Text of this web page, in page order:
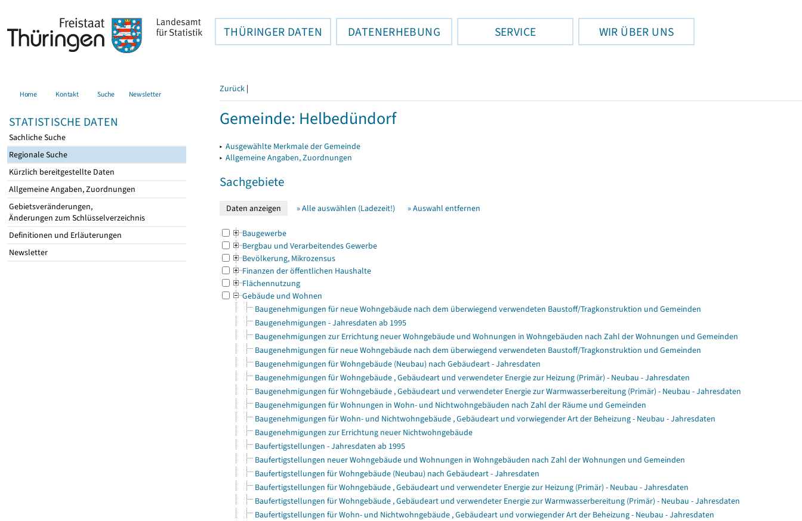
THÜRINGER DATEN DATENERHEBUNG SERVICE WIR ÜBER UNS
Home Kontakt Suche Newsletter
STATISTISCHE DATEN
Sachliche Suche
Regionale Suche
Kürzlich bereitgestellte Daten
Allgemeine Angaben, Zuordnungen
Gebietsveränderungen,
Änderungen zum Schlüsselverzeichnis
Definitionen und Erläuterungen
Newsletter
Zurück |
Gemeinde: Helbedündorf
▸ Ausgewählte Merkmale der Gemeinde
▸ Allgemeine Angaben, Zuordnungen
Sachgebiete
» Alle auswählen (Ladezeit!) » Auswahl entfernen
Baugewerbe
Bergbau und Verarbeitendes Gewerbe
Bevölkerung, Mikrozensus
Finanzen der öffentlichen Haushalte
Flächennutzung
Gebäude und Wohnen
Baugenehmigungen für neue Wohngebäude nach dem überwiegend verwendeten Baustoff/Tragkonstruktion und Gemeinden
Baugenehmigungen - Jahresdaten ab 1995
Baugenehmigungen zur Errichtung neuer Wohngebäude und Wohnungen in Wohngebäuden nach Zahl der Wohnungen und Gemeinden
Baugenehmigungen für neue Wohngebäude nach dem überwiegend verwendeten Baustoff/Tragkonstruktion und Gemeinden
Baugenehmigungen für Wohngebäude (Neubau) nach Gebäudeart - Jahresdaten
Baugenehmigungen für Wohngebäude , Gebäudeart und verwendeter Energie zur Heizung (Primär) - Neubau - Jahresdaten
Baugenehmigungen für Wohngebäude , Gebäudeart und verwendeter Energie zur Warmwasserbereitung (Primär) - Neubau - Jahresdaten
Baugenehmigungen für Wohnungen in Wohn- und Nichtwohngebäuden nach Zahl der Räume und Gemeinden
Baugenehmigungen für Wohn- und Nichtwohngebäude , Gebäudeart und vorwiegender Art der Beheizung - Neubau - Jahresdaten
Baugenehmigungen zur Errichtung neuer Nichtwohngebäude
Baufertigstellungen - Jahresdaten ab 1995
Baufertigstellungen neuer Wohngebäude und Wohnungen in Wohngebäuden nach Zahl der Wohnungen und Gemeinden
Baufertigstellungen für Wohngebäude (Neubau) nach Gebäudeart - Jahresdaten
Baufertigstellungen für Wohngebäude , Gebäudeart und verwendeter Energie zur Heizung (Primär) - Neubau - Jahresdaten
Baufertigstellungen für Wohngebäude , Gebäudeart und verwendeter Energie zur Warmwasserbereitung (Primär) - Neubau - Jahresdaten
Baufertigstellungen für Wohn- und Nichtwohngebäude , Gebäudeart und vorwiegender Art der Beheizung - Neubau - Jahresdaten